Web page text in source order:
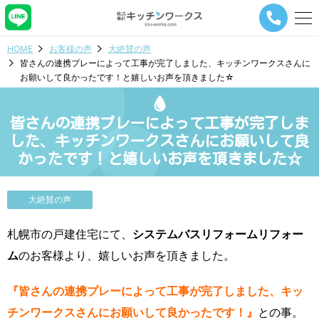
メ
ー
ビ
シ
ョ
ン
タ
HOME お客様の声
大絶賛の声
皆さんの連携プレーによって工事が完了しました、キッチンワークスさんに
お願いして良かったです！と嬉しいお声を頂きました☆
皆さんの連携プレーによって工事が完了しま
した、キッチンワークスさんにお願いして良
かったです！と嬉しいお声を頂きました☆
大絶賛の声
札幌市の戸建住宅にて、 システムバスリフォームリフォー
ムのお客様より、嬉しいお声を頂きました。
『皆さんの連携プレーによって工事が完了しました、キッ
チンワークスさんにお願いして良かったです！』 との事。